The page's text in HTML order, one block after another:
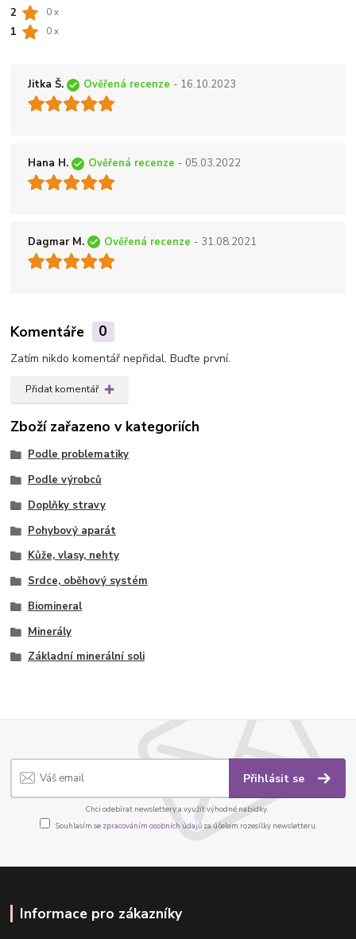
2
0 x
1 0 x
Jitka Š. Ověřená recenze - 16.10.2023
Hana H. Ověřená recenze - 05.03.2022
Dagmar M. Ověřená recenze - 31.08.2021
Komentáře 0
Zatím nikdo komentář nepřidal. Buďte první.
Přidat komentář
Zboží zařazeno v kategoriích
Podle problematiky
Podle výrobců
Doplňky stravy
Pohybový aparát
Kůže, vlasy, nehty
Srdce, oběhový systém
Biomineral
Minerály
Základní minerální soli
Přihlásit se
Chci odebírat newslettery a využít výhodné nabídky.
Souhlasím se zpracováním osobních údajůza účelem rozesílky newsletteru.
Informace pro zákazníky